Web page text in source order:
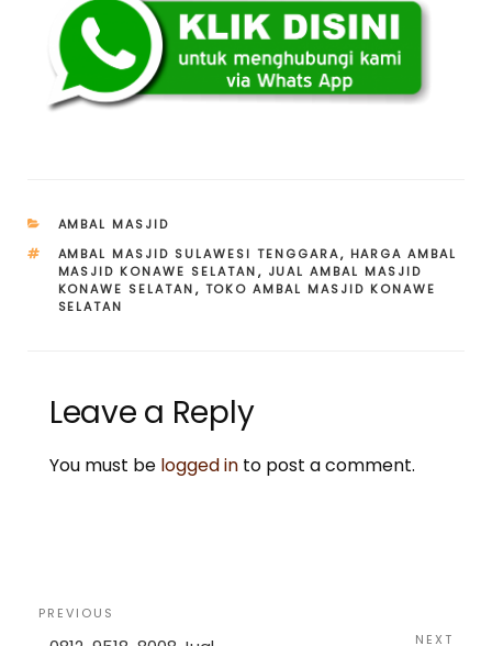
CATEGORIES
AMBAL MASJID
TAGS
AMBAL MASJID SULAWESI TENGGARA, HARGA AMBAL
MASJID KONAWE SELATAN, JUAL AMBAL MASJID
KONAWE SELATAN, TOKO AMBAL MASJID KONAWE
SELATAN
Leave a Reply
You must be logged in to post a comment.
Post
Previous
PREVIOUS
NEXT